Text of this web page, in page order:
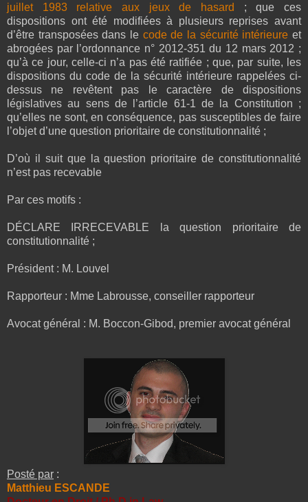
juillet 1983 relative aux jeux de hasard
; que ces
dispositions ont été modifiées à plusieurs reprises avant
d’être transposées dans le code de la sécurité intérieure et
abrogées par l’ordonnance n° 2012-351 du 12 mars 2012 ;
qu’à ce jour, celle-ci n’a pas été ratifiée ; que, par suite, les
dispositions du code de la sécurité intérieure rappelées ci-
dessus ne revêtent pas le caractère de dispositions
législatives au sens de l’article 61-1 de la Constitution ;
qu’elles ne sont, en conséquence, pas susceptibles de faire
l’objet d’une question prioritaire de constitutionnalité ;
D’où il suit que la question prioritaire de constitutionnalité
n’est pas recevable
Par ces motifs :
DÉCLARE IRRECEVABLE la question prioritaire de
constitutionnalité ;
Président : M. Louvel
Rapporteur : Mme Labrousse, conseiller rapporteur
Avocat général : M. Boccon-Gibod, premier avocat général
Posté par :
Matthieu ESCANDE